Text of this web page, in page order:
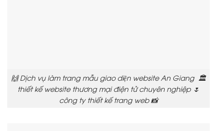
🙌 Dịch vụ làm trang mẫu giao diện website An Giang 🏛️
thiết kế website thương mại điện tử chuyên nghiệp 🌷
công ty thiết kế trang web 📸